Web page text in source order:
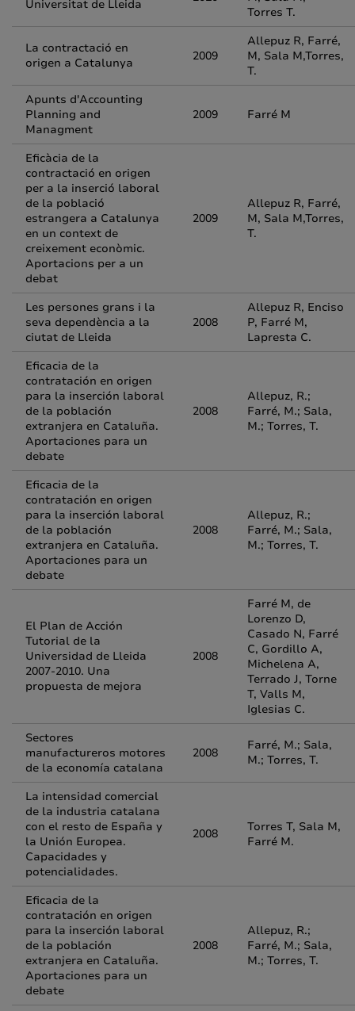
Universitat de Lleida
Torres T.
La contractació en
origen a Catalunya
2009
Allepuz R, Farré,
M, Sala M,Torres,
T.
Apunts d'Accounting
Planning and
Managment
2009 Farré M
Eficàcia de la
contractació en origen
per a la inserció laboral
de la població
estrangera a Catalunya
en un context de
creixement econòmic.
Aportacions per a un
debat
2009
Allepuz R, Farré,
M, Sala M,Torres,
T.
Les persones grans i la
seva dependència a la
ciutat de Lleida
2008
Allepuz R, Enciso
P, Farré M,
Lapresta C.
Eficacia de la
contratación en origen
para la inserción laboral
de la población
extranjera en Cataluña.
Aportaciones para un
debate
2008
Allepuz, R.;
Farré, M.; Sala,
M.; Torres, T.
Eficacia de la
contratación en origen
para la inserción laboral
de la población
extranjera en Cataluña.
Aportaciones para un
debate
2008
Allepuz, R.;
Farré, M.; Sala,
M.; Torres, T.
El Plan de Acción
Tutorial de la
Universidad de Lleida
2007-2010. Una
propuesta de mejora
2008
Farré M, de
Lorenzo D,
Casado N, Farré
C, Gordillo A,
Michelena A,
Terrado J, Torne
T, Valls M,
Iglesias C.
Sectores
manufactureros motores
de la economía catalana
2008
Farré, M.; Sala,
M.; Torres, T.
La intensidad comercial
de la industria catalana
con el resto de España y
la Unión Europea.
Capacidades y
potencialidades.
2008
Torres T, Sala M,
Farré M.
Eficacia de la
contratación en origen
para la inserción laboral
de la población
extranjera en Cataluña.
Aportaciones para un
debate
2008
Allepuz, R.;
Farré, M.; Sala,
M.; Torres, T.